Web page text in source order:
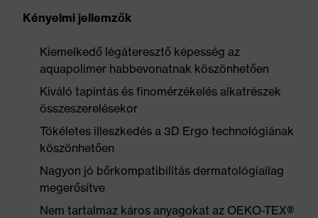
Kényelmi jellemzők
Kiemelkedő légáteresztő képesség az
aquapolimer habbevonatnak köszönhetően
Kiváló tapintás és finomérzékelés alkatrészek
összeszerelésekor
Tökéletes illeszkedés a 3D Ergo technológiának
köszönhetően
Nagyon jó bőrkompatibilitás dermatológiailag
megerősítve
Nem tartalmaz káros anyagokat az OEKO-TEX®